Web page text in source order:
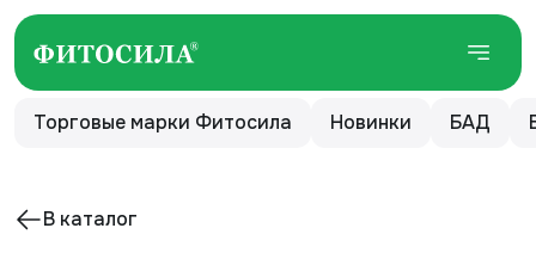
Торговые марки Фитосила Новинки БАД
В каталог